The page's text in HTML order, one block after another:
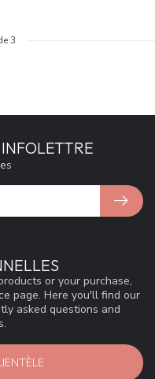
3
or your purchase,
page. Here you'll find our
asked questions and